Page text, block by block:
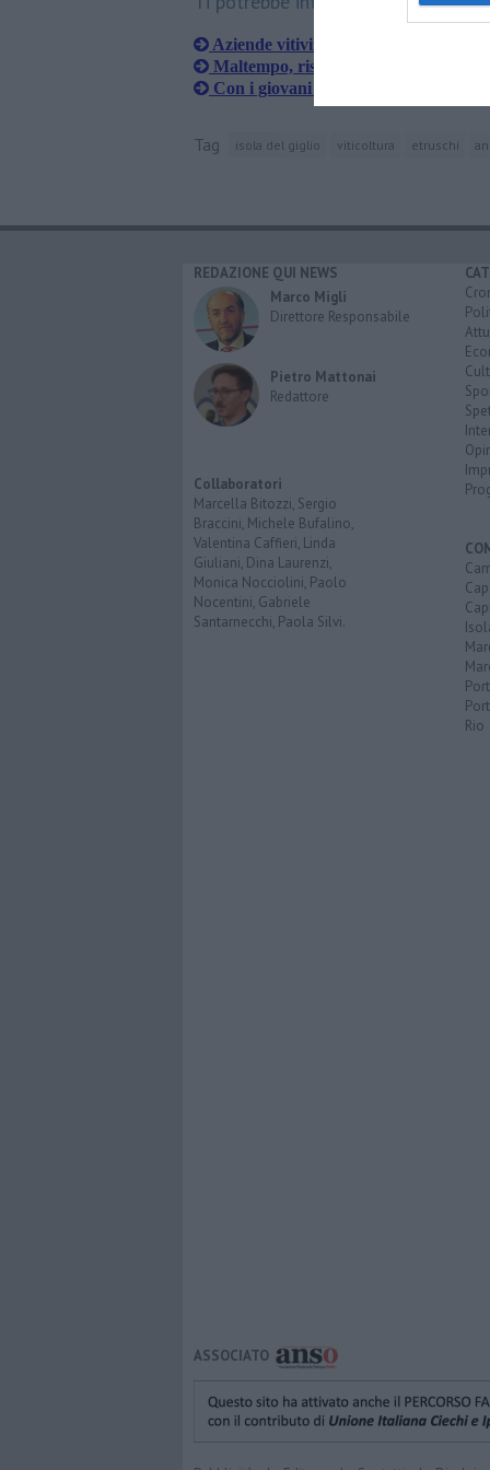
Aziende vitivinicole, risorse dalla
Maltempo, ristori per le imprese
Con i giovani 21 nuove startup
Tag isola del giglio viticoltura etruschi
REDAZIONE QUI NEWS
Marco Migli
Direttore Responsabile
Pietro Mattonai
Redattore
Collaboratori
Marcella Bitozzi, Sergio
Braccini, Michele Bufalino,
Valentina Caffieri, Linda
Giuliani, Dina Laurenzi,
Monica Nocciolini, Paolo
Nocentini, Gabriele
Santarnecchi, Paola Silvi.
Rio
ASSOCIATO